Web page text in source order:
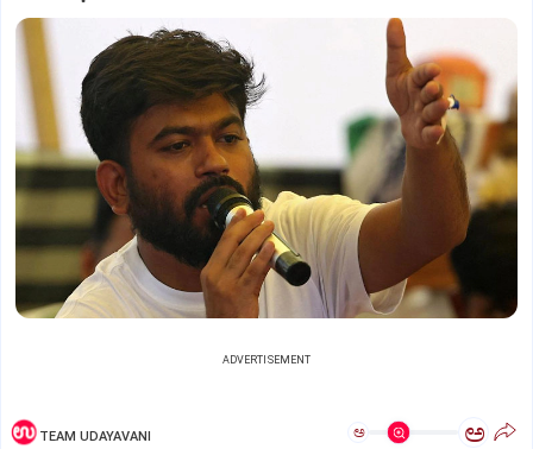
ADVERTISEMENT
TEAM UDAYAVANI ಅ ಅ